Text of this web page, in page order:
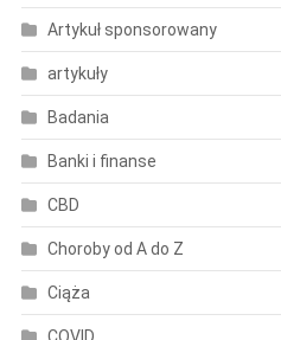
Artykuł sponsorowany
artykuły
Badania
Banki i finanse
CBD
Choroby od A do Z
Ciąża
COVID